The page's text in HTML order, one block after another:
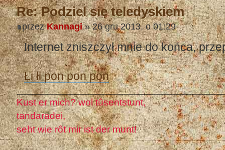
Re: Podziel się teledyskiem
przezKannagi» 26 gru 2013, o 01:29
Internet zniszczył mnie do końca,
Łi łi pon pon pon
Kust er mich? wol tûsentstunt,
tandaradei,
seht wie rôt mir ist der munt!